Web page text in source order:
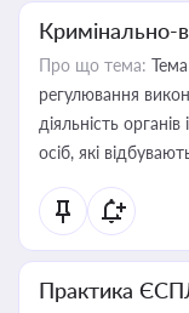
Кримінально-
Про що тема:
регулювання
діяльність
осіб, які
Практика